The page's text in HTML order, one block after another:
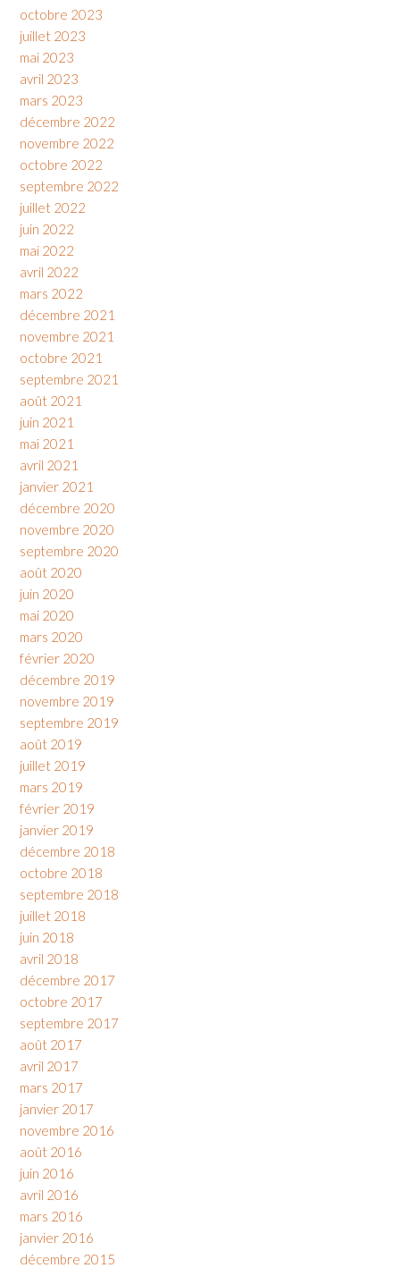
octobre 2023
juillet 2023
mai 2023
avril 2023
mars 2023
décembre 2022
novembre 2022
octobre 2022
septembre 2022
juillet 2022
juin 2022
mai 2022
avril 2022
mars 2022
décembre 2021
novembre 2021
octobre 2021
septembre 2021
août 2021
juin 2021
mai 2021
avril 2021
janvier 2021
décembre 2020
novembre 2020
septembre 2020
août 2020
juin 2020
mai 2020
mars 2020
février 2020
décembre 2019
novembre 2019
septembre 2019
août 2019
juillet 2019
mars 2019
février 2019
janvier 2019
décembre 2018
octobre 2018
septembre 2018
juillet 2018
juin 2018
avril 2018
décembre 2017
octobre 2017
septembre 2017
août 2017
avril 2017
mars 2017
janvier 2017
novembre 2016
août 2016
juin 2016
avril 2016
mars 2016
janvier 2016
décembre 2015